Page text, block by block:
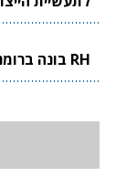
RH בונה ברומניה תשתית ייצור ביטחוני ישראלית